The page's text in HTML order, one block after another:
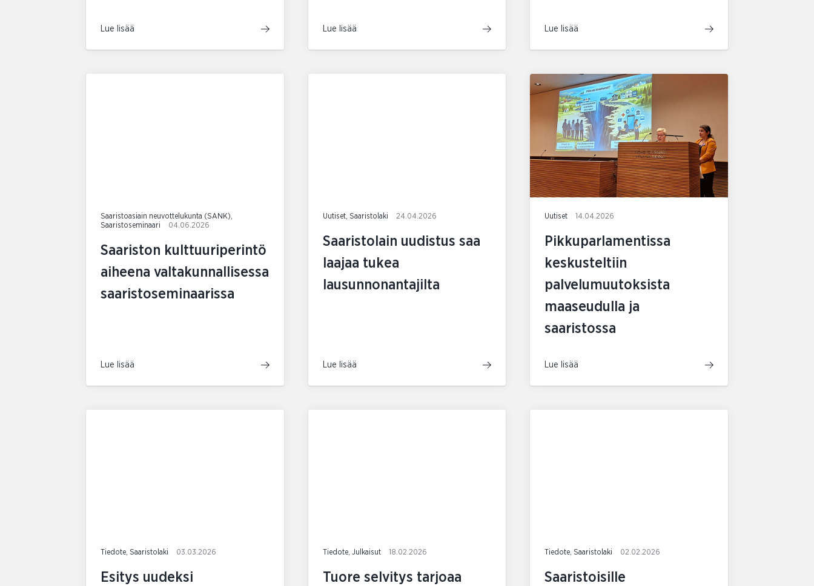
Lue lisää Lue lisää Lue lisää
Saaristoasiain neuvottelukunta (SANK),
Saaristoseminaari
04.06.2026
Saariston kulttuuriperintö
aiheena valtakunnallisessa
saaristoseminaarissa
Lue lisää
Uutiset, Saaristolaki 24.04.2026
Saaristolain uudistus saa
laajaa tukea
lausunnonantajilta
Lue lisää
Uutiset 14.04.2026
Pikkuparlamentissa
keskusteltiin
palvelumuutoksista
maaseudulla ja
saaristossa
Lue lisää
Tiedote, Saaristolaki 03.03.2026
Esitys uudeksi
Tiedote, Julkaisut 18.02.2026
Tuore selvitys tarjoaa
Tiedote, Saaristolaki 02.02.2026
Saaristoisille